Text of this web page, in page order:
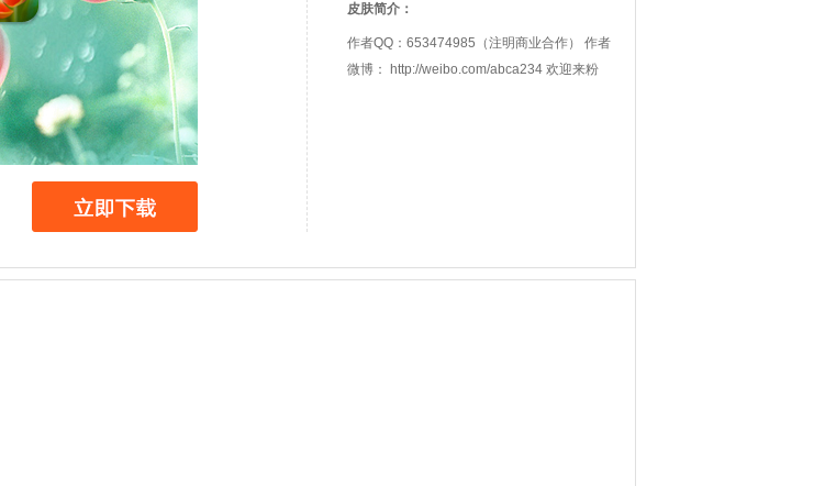
皮肤简介：
作者QQ：653474985（注明商业合作） 作者
微博： http://weibo.com/abca234 欢迎来粉